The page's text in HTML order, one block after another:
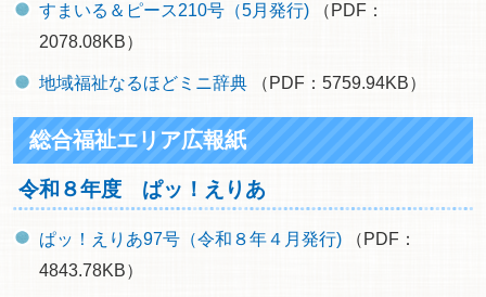
すまいる＆ピース210号（5月発行)（PDF：
2078.08KB）
地域福祉なるほどミニ辞典（PDF：5759.94KB）
総合福祉エリア広報紙
令和８年度 ぱッ！えりあ
ぱッ！えりあ97号（令和８年４月発行)（PDF：
4843.78KB）